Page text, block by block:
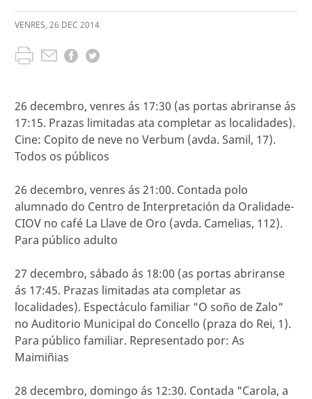
VENRES, 26 DEC 2014
26 decembro, venres ás 17:30 (as portas abriranse ás
17:15. Prazas limitadas ata completar as localidades).
Cine: Copito de neve no Verbum (avda. Samil, 17).
Todos os públicos
26 decembro, venres ás 21:00. Contada polo
alumnado do Centro de Interpretación da Oralidade-
CIOV no café La Llave de Oro (avda. Camelias, 112).
Para público adulto
27 decembro, sábado ás 18:00 (as portas abriranse
ás 17:45. Prazas limitadas ata completar as
localidades). Espectáculo familiar "O soño de Zalo"
no Auditorio Municipal do Concello (praza do Rei, 1).
Para público familiar. Representado por: As
Maimiñias
28 decembro, domingo ás 12:30. Contada "Carola, a